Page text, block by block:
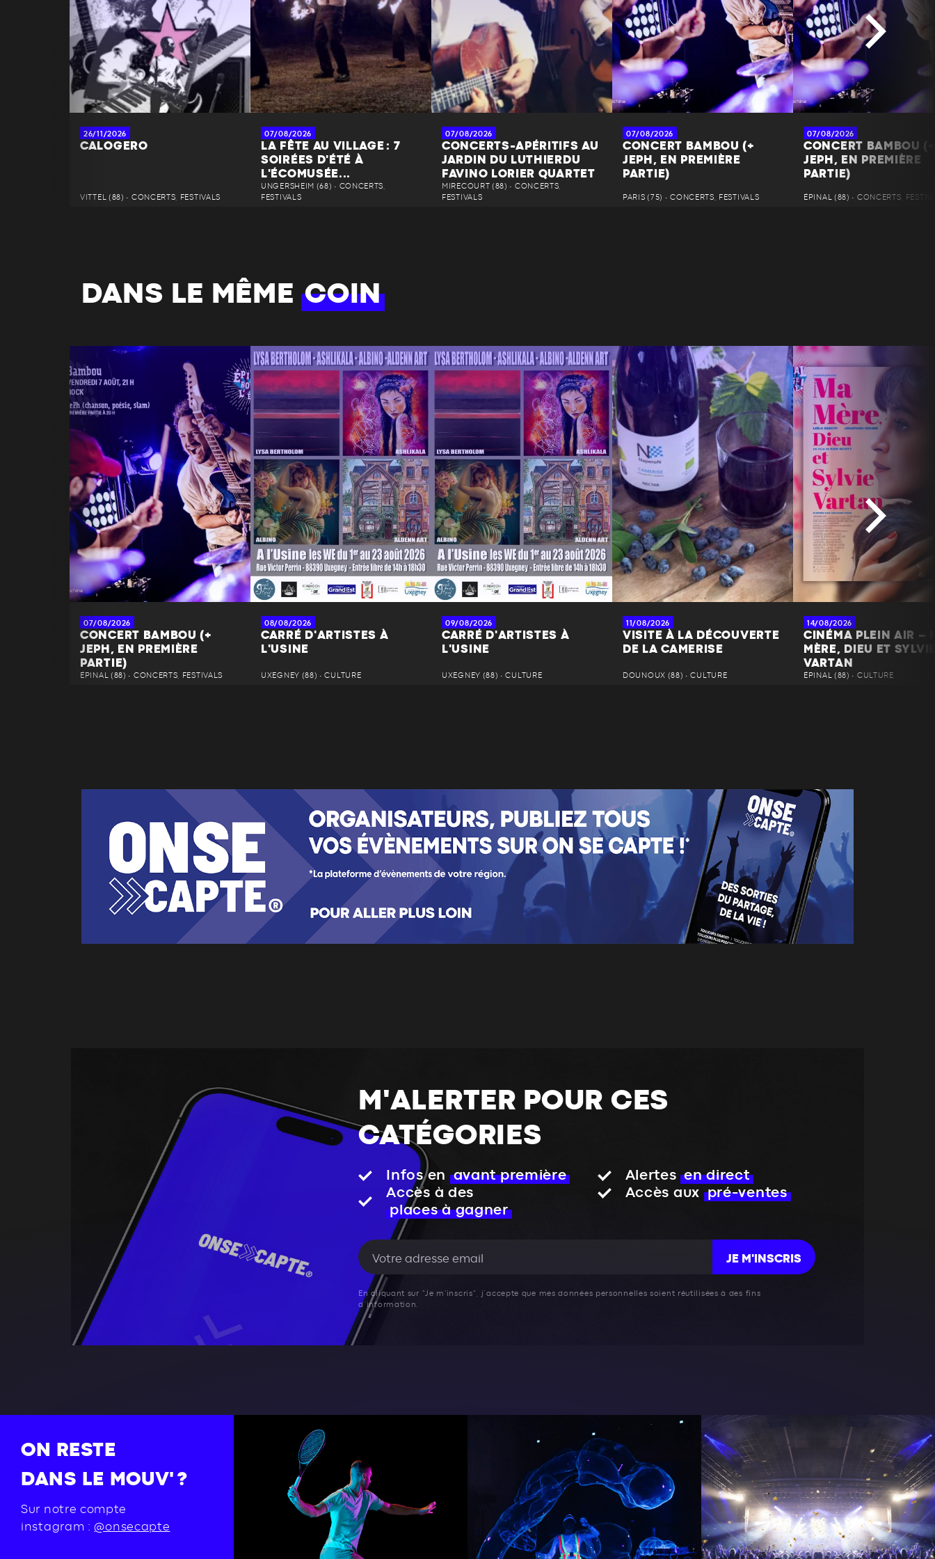
26/11/2026
CALOGERO
VITTEL (88) • CONCERTS, FESTIVALS
07/08/2026
LA FÊTE AU VILLAGE : 7
SOIRÉES D'ÉTÉ À
L'ÉCOMUSÉE...
UNGERSHEIM (68) • CONCERTS,
FESTIVALS
07/08/2026
CONCERTS-APÉRITIFS AU
JARDIN DU LUTHIERDU
FAVINO LORIER QUARTET
MIRECOURT (88) • CONCERTS,
FESTIVALS
07/08/2026
CONCERT BAMBOU (+
JEPH, EN PREMIÈRE
PARTIE)
PARIS (75) • CONCERTS, FESTIVALS
07/08/2026
CONCERT BAMBOU (+
JEPH, EN PREMIÈRE
PARTIE)
ÉPINAL (88) • CONCERTS,
DANS LE MÊMECOIN
07/08/2026
CONCERT BAMBOU (+
JEPH, EN PREMIÈRE
PARTIE)
ÉPINAL (88) • CONCERTS, FESTIVALS
08/08/2026
CARRÉ D'ARTISTES À
L'USINE
UXEGNEY (88) • CULTURE
09/08/2026
CARRÉ D'ARTISTES À
L'USINE
UXEGNEY (88) • CULTURE
11/08/2026
VISITE À LA DÉCOUVERTE
DE LA CAMERISE
DOUNOUX (88) • CULTURE
14/08/2026
CINÉMA PLEIN AIR –
MÈRE, DIEU ET
VARTAN
ÉPINAL (88) • CULTURE
M'ALERTER POUR CES
CATÉGORIES
Infos en avant première Alertes en direct
Accès à des
places à gagner
Accès aux pré-ventes
JE M'INSCRIS
En cliquant sur "Je m'inscris", j’accepte que mes données personnelles soient réutilisées à des fins
d’information.
ON RESTE
DANS LE MOUV' ?
Sur notre compte
instagram :@onsecapte